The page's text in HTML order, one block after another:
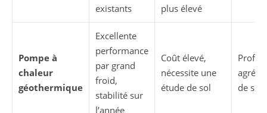
existants
plus élevé
Pompe à
chaleur
géothermique
Excellente
performance
par grand
froid,
stabilité sur
l’année
Coût élevé,
nécessite une
étude de sol
agréé
de sol